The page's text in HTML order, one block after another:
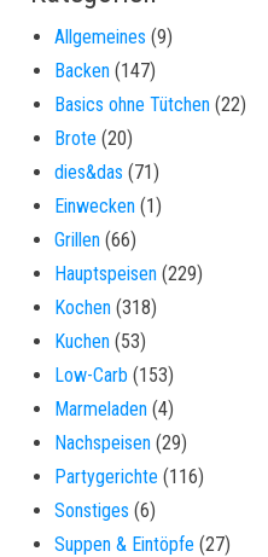
Allgemeines (9)
Backen (147)
Basics ohne Tütchen (22)
Brote (20)
dies&das (71)
Einwecken (1)
Grillen (66)
Hauptspeisen (229)
Kochen (318)
Kuchen (53)
Low-Carb (153)
Marmeladen (4)
Nachspeisen (29)
Partygerichte (116)
Sonstiges (6)
Suppen & Eintöpfe (27)